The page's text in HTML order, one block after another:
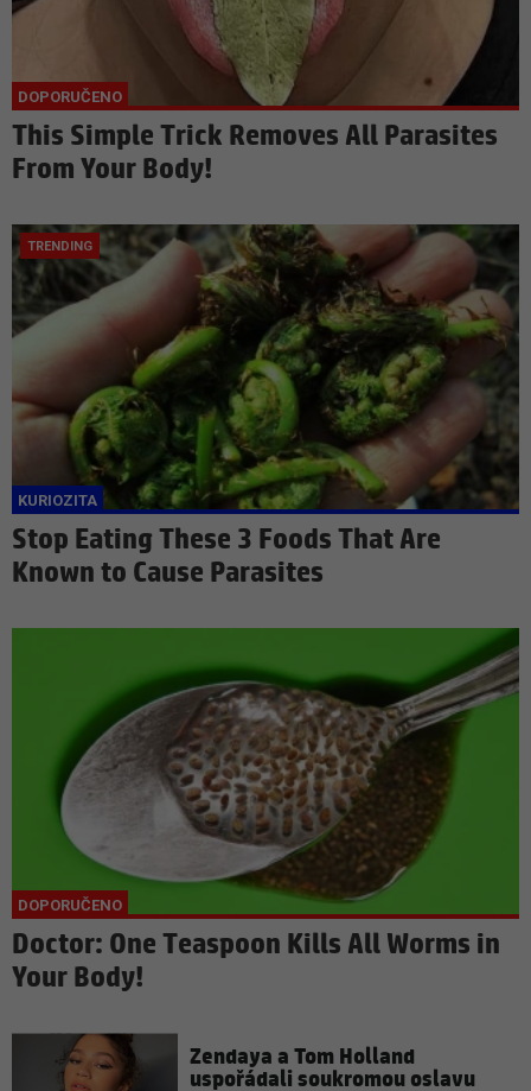
This Simple Trick Removes All Parasites
From Your Body!
Stop Eating These 3 Foods That Are
Known to Cause Parasites
Doctor: One Teaspoon Kills All Worms in
Your Body!
Zendaya a Tom Holland
uspořádali soukromou oslavu